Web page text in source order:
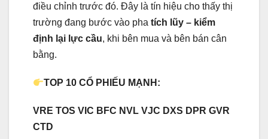
điều chỉnh trước đó. Đây là tín hiệu cho thấy thị
trường đang bước vào pha tích lũy – kiểm
định lại lực cầu, khi bên mua và bên bán cân
bằng.
TOP 10 CỔ PHIẾU MẠNH:
VRE TOS VIC BFC NVL VJC DXS DPR GVR
CTD